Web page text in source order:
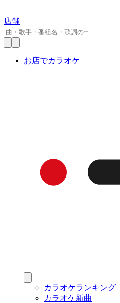
店舗
お店でカラオケ
カラオケランキング
カラオケ新曲